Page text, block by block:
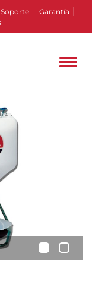
Soporte
Garantía
•